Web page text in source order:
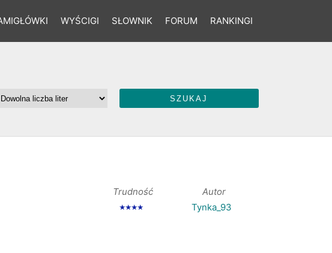
WYŚCIGI SŁOWNIK FORUM RANKINGI
Trudność Autor
★★★★ Tynka_93